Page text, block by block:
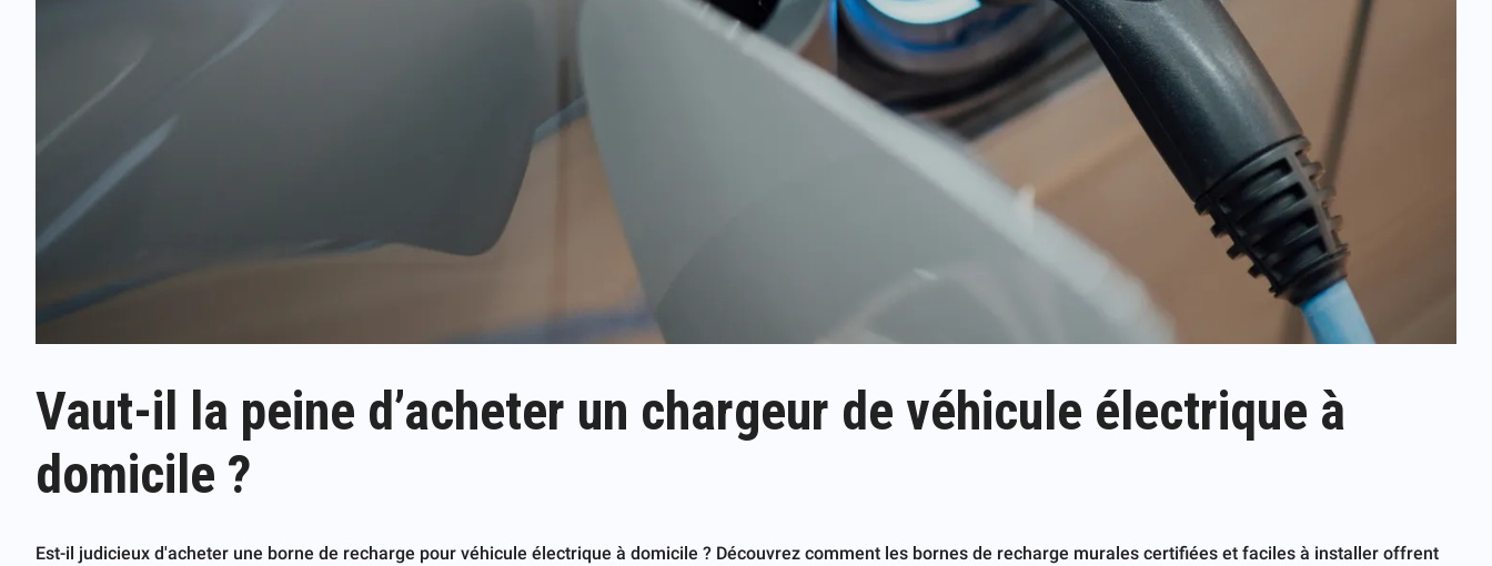
Vaut-il la peine d’acheter un chargeur de véhicule électrique à
domicile ?
Est-il judicieux d'acheter une borne de recharge pour véhicule électrique à domicile ? Découvrez comment les bornes de recharge murales certifiées et faciles à installer offrent